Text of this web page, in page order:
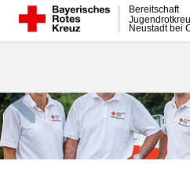
Neustadt bei
Bereitschaft